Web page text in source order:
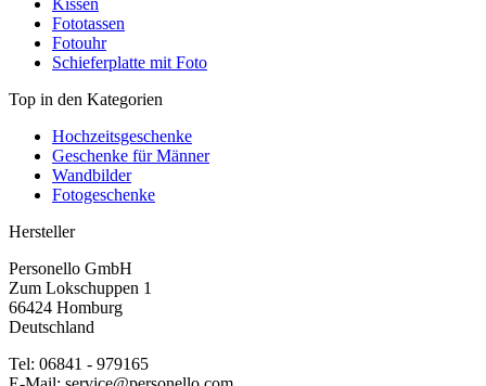
Kissen
Fototassen
Fotouhr
Schieferplatte mit Foto
Top in den Kategorien
Hochzeitsgeschenke
Geschenke für Männer
Wandbilder
Fotogeschenke
Hersteller
Personello GmbH
Zum Lokschuppen 1
66424 Homburg
Deutschland
Tel: 06841 - 979165